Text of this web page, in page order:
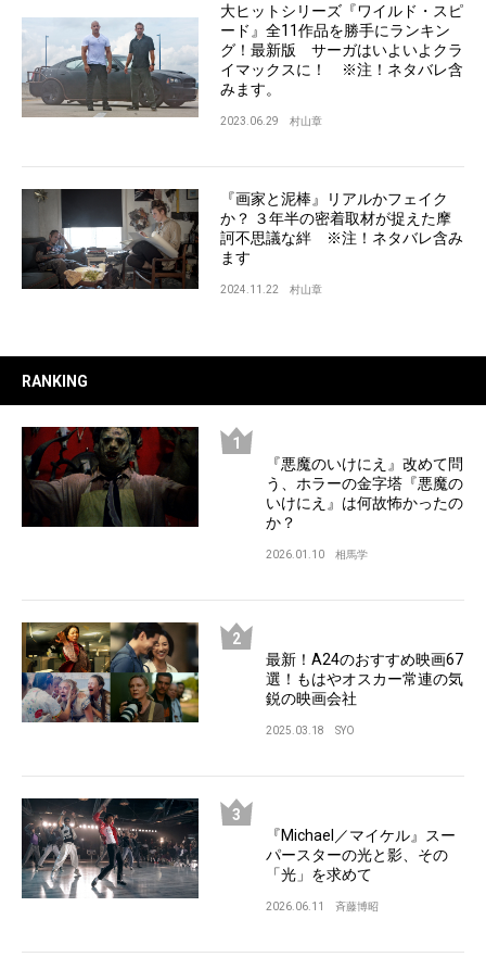
大ヒットシリーズ『ワイルド・スピ
ード』全11作品を勝手にランキン
グ！最新版 サーガはいよいよクラ
イマックスに！ ※注！ネタバレ含
みます。
2023.06.29 村山章
『画家と泥棒』リアルかフェイク
か？ ３年半の密着取材が捉えた摩
訶不思議な絆 ※注！ネタバレ含み
ます
2024.11.22 村山章
RANKING
『悪魔のいけにえ』改めて問
う、ホラーの金字塔『悪魔の
いけにえ』は何故怖かったの
か？
2026.01.10 相馬学
最新！A24のおすすめ映画67
選！もはやオスカー常連の気
鋭の映画会社
2025.03.18 SYO
『Michael／マイケル』スー
パースターの光と影、その
「光」を求めて
2026.06.11 斉藤博昭